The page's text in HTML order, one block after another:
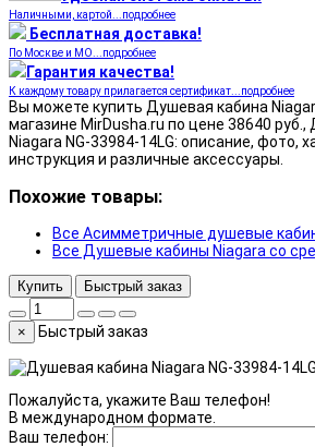
Наличными, картой...подробнее
Бесплатная доставка!
По Москве и МО...подробнее
Гарантия качества!
К каждому товару прилагается сертификат...подробнее
Вы можете купить Душевая кабина
магазине MirDusha.ru по цене 38640
Niagara NG-33984-14LG: описание, фото,
инструкция и различные аксессуары.
Похожие товары:
Все Асимметричные душевые
Все Душевые кабины Niagara со
Купить Быстрый заказ
× Быстрый заказ
Пожалуйста, укажите Ваш телефон!
В международном формате.
Ваш телефон: